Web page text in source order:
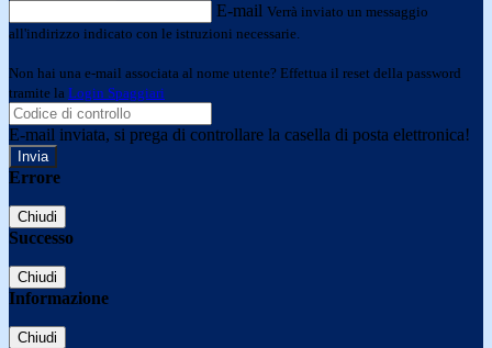
E-mail Verrà inviato un messaggio
all'indirizzo indicato con le istruzioni necessarie.
Non hai una e-mail associata al nome utente? Effettua il reset della password
tramite la Login Spaggiari
E-mail inviata, si prega di controllare la casella di posta elettronica!
Errore
Chiudi
Successo
Chiudi
Informazione
Chiudi